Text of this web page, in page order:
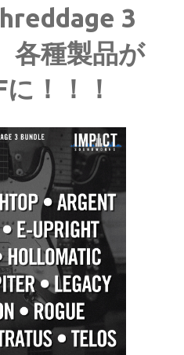
3
各種製品が
！！！